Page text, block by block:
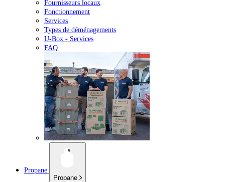
Fournisseurs locaux
Fonctionnement
Services
Types de déménagements
U-Box - Services
FAQ
Propane
Propane